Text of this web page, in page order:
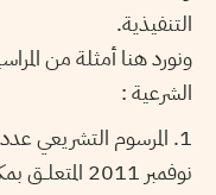
التنفيذية.
ونورد هنا أمثلة من
الشرعية :
نوفمبر 2011 المتعلــق بمكافحـة الفســاد.